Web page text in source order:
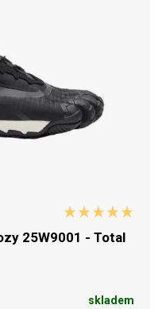
25W9001 - Total
skladem